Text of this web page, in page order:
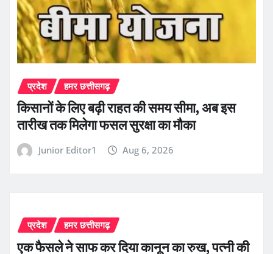
प्रदेश हमर छत्तीसगढ़
किसानों के लिए बढ़ी राहत की समय सीमा, अब इस
तारीख तक मिलेगा फसल सुरक्षा का मौका
Junior Editor1 Aug 6, 2026
प्रदेश हमर छत्तीसगढ़
एक फैसले ने साफ कर दिया कानून का रुख, पत्नी की